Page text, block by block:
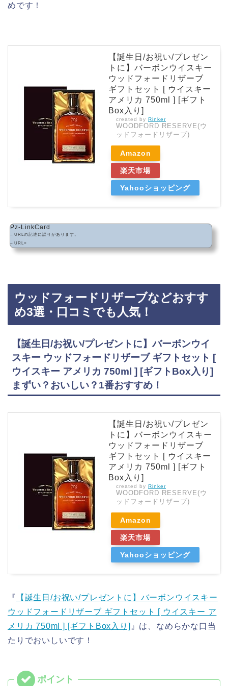
めです！
【誕生日/お祝い/プレゼン
トに】バーボンウイスキー
ウッドフォードリザーブ
ギフトセット [ ウイスキー
アメリカ 750ml ] [ギフト
Box入り]
created by Rinker
WOODFORD RESERVE(ウ
ッドフォードリザーブ)
Amazon
楽天市場
Yahooショッピング
Pz-LinkCard
– URLの記述に誤りがあります。
– URL=
ウッドフォードリザーブなどおすす
め3選・口コミでも人気！
【誕生日/お祝い/プレゼントに】バーボンウイ
スキー ウッドフォードリザーブ ギフトセット [
ウイスキー アメリカ 750ml ] [ギフトBox入り]
まずい？おいしい？1番おすすめ！
【誕生日/お祝い/プレゼン
トに】バーボンウイスキー
ウッドフォードリザーブ
ギフトセット [ ウイスキー
アメリカ 750ml ] [ギフト
Box入り]
created by Rinker
WOODFORD RESERVE(ウ
ッドフォードリザーブ)
Amazon
楽天市場
Yahooショッピング
『
【誕生日/お祝い/プレゼントに】バーボンウイスキー
ウッドフォードリザーブ ギフトセット [ ウイスキー ア
メリカ 750ml ] [ギフトBox入り] 』は、なめらかな口当
たりでおいしいです！